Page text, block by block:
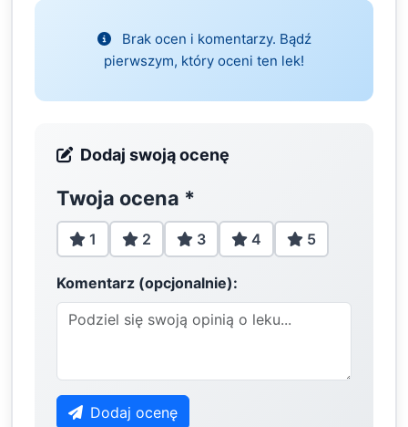
Brak ocen i komentarzy. Bądź
pierwszym, który oceni ten lek!
Dodaj swoją ocenę
Twoja ocena *
1 2 3 4 5
Komentarz (opcjonalnie):
Dodaj ocenę